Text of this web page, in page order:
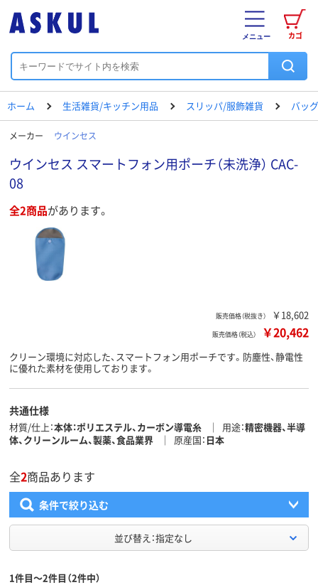
カゴ
メニュー
ホーム 生活雑貨/キッチン用品 スリッパ/服飾雑貨 バッグ
メーカー ウインセス
ウインセス スマートフォン用ポーチ（未洗浄） CAC-
08
全2商品があります。
販売価格（税抜き） ￥18,602
販売価格（税込） ￥20,462
クリーン環境に対応した、スマートフォン用ポーチです。防塵性、静電性
に優れた素材を使用しております。
共通仕様
材質/仕上 本体：ポリエステル、カーボン導電糸 用途 精密機器、半導
体、クリーンルーム、製薬、食品業界
原産国 日本
全2商品あります
条件で絞り込む
並び替え：指定なし
1件目～2件目（2件中）